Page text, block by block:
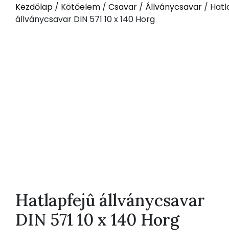
Kezdőlap / Kötőelem / Csavar / Állványcsavar /
állványcsavar DIN 571 10 x 140 Horg
Hatlapfejû állványcsavar
DIN 571 10 x 140 Horg